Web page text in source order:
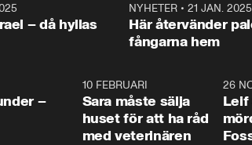
– då hyllas
NYHETER •21 JAN. 2025
Här återvänder
fångarna hem
–
10 FEBRUARI
Sara måste sälja
huset för att ha råd
med veterinären
26
Leif